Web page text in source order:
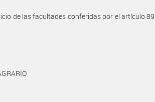
de las facultades conferidas por el artículo 89